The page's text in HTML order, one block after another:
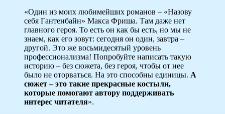
«Один из моих любимейших романов – «Назову
себя Гантенбайн» Макса Фриша. Там даже нет
главного героя. То есть он как бы есть, но мы не
знаем, как его зовут: сегодня он один, завтра –
другой. Это же восьмидесятый уровень
профессионализма! Попробуйте написать такую
историю – без сюжета, без героя, чтобы от нее
было не оторваться. На это способны единицы. А
сюжет – это такие прекрасные костыли,
которые помогают автору поддерживать
интерес читателя».